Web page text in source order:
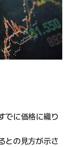
でに価格に織り
との見方が示さ